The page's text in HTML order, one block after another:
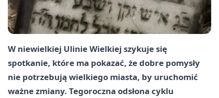
W niewielkiej Ulinie Wielkiej szykuje się
spotkanie, które ma pokazać, że dobre pomysły
nie potrzebują wielkiego miasta, by uruchomić
ważne zmiany. Tegoroczna odsłona cyklu